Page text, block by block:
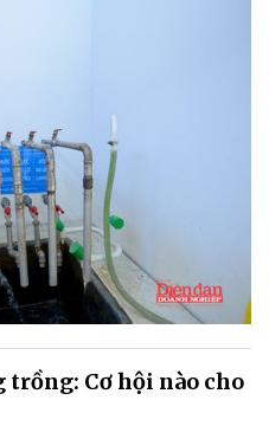
trồng: Cơ hội nào cho